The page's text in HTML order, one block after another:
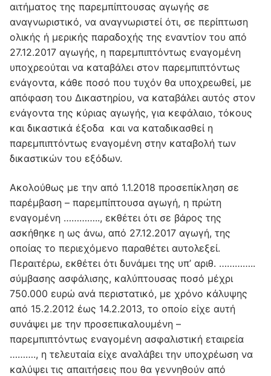
αιτήματος της παρεμπίπτουσας αγωγής σε
αναγνωριστικό, να αναγνωριστεί ότι, σε περίπτωση
ολικής ή μερικής παραδοχής της εναντίον του από
27.12.2017 αγωγής, η παρεμπιπτόντως εναγομένη
υποχρεούται να καταβάλει στον παρεμπιπτόντως
ενάγοντα, κάθε ποσό που τυχόν θα υποχρεωθεί, με
απόφαση του Δικαστηρίου, να καταβάλει αυτός στον
ενάγοντα της κύριας αγωγής, για κεφάλαιο, τόκους
και δικαστικά έξοδα και να καταδικασθεί η
παρεμπιπτόντως εναγομένη στην καταβολή των
δικαστικών του εξόδων.
Ακολούθως με την από 1.1.2018 προσεπίκληση σε
παρέμβαση – παρεμπίπτουσα αγωγή, η πρώτη
εναγομένη ………….., εκθέτει ότι σε βάρος της
ασκήθηκε η ως άνω, από 27.12.2017 αγωγή, της
οποίας το περιεχόμενο παραθέτει αυτολεξεί.
Περαιτέρω, εκθέτει ότι δυνάμει της υπ’ αριθ. …………..
σύμβασης ασφάλισης, καλύπτουσας ποσό μέχρι
750.000 ευρώ ανά περιστατικό, με χρόνο κάλυψης
από 15.2.2012 έως 14.2.2013, το οποίο είχε αυτή
συνάψει με την προσεπικαλουμένη –
παρεμπιπτόντως εναγομένη ασφαλιστική εταιρεία
………., η τελευταία είχε αναλάβει την υποχρέωση να
καλύψει τις απαιτήσεις που θα γεννηθούν από